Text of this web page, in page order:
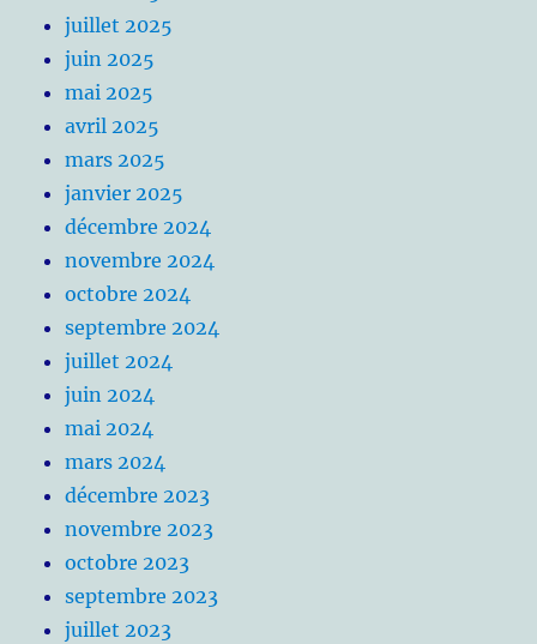
juillet 2025
juin 2025
mai 2025
avril 2025
mars 2025
janvier 2025
décembre 2024
novembre 2024
octobre 2024
septembre 2024
juillet 2024
juin 2024
mai 2024
mars 2024
décembre 2023
novembre 2023
octobre 2023
septembre 2023
juillet 2023